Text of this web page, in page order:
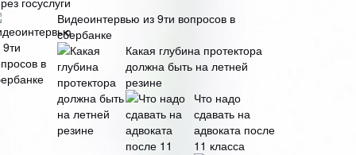
Видеоинтервью из 9ти вопросов в
сбербанке
Какая глубина протектора
должна быть на летней
резине
Что надо
сдавать на
адвоката после
11 класса